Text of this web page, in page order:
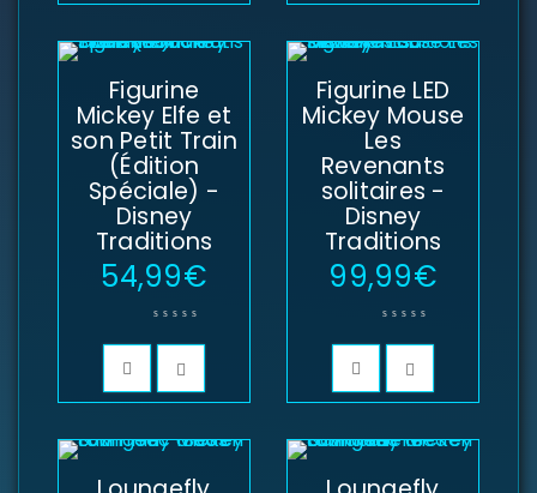
CONNECTER
ou e-mail*
de passe*
Figurine
Mickey Elfe et
son Petit Train
(Édition
Spéciale) -
Disney
Traditions
54,99€
Figurine LED
Mickey Mouse
Les
Revenants
solitaires -
Disney
Traditions
99,99€